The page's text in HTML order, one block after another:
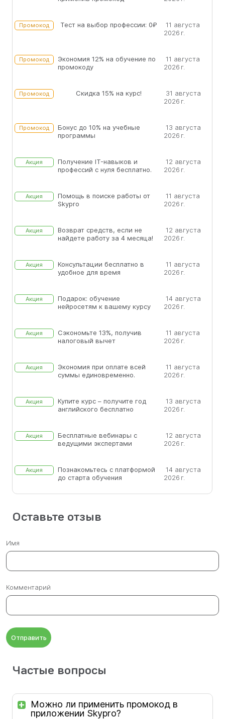
Промокод Тест на выбор профессии: 0₽
11 августа
2026 г.
Промокод
Экономия 12% на обучение по
промокоду
11 августа
2026 г.
Промокод Скидка 15% на курс!
31 августа
2026 г.
Промокод
Бонус до 10% на учебные
программы
13 августа
2026 г.
Акция
Получение IT-навыков и
профессий с нуля бесплатно.
12 августа
2026 г.
Акция
Помощь в поиске работы от
Skypro
11 августа
2026 г.
Акция
Возврат средств, если не
найдете работу за 4 месяца!
12 августа
2026 г.
Акция
Консультации бесплатно в
удобное для время
11 августа
2026 г.
Акция
Подарок: обучение
нейросетям к вашему курсу
14 августа
2026 г.
Акция
Сэкономьте 13%, получив
налоговый вычет
11 августа
2026 г.
Акция
Экономия при оплате всей
суммы единовременно.
11 августа
2026 г.
Акция
Купите курс – получите год
английского бесплатно
13 августа
2026 г.
Акция
Бесплатные вебинары с
ведущими экспертами
12 августа
2026 г.
Акция
Познакомьтесь с платформой
до старта обучения
14 августа
2026 г.
Оставьте отзыв
Имя
Комментарий
Отправить
Частые вопросы
Можно ли применить промокод в
приложении Skypro?